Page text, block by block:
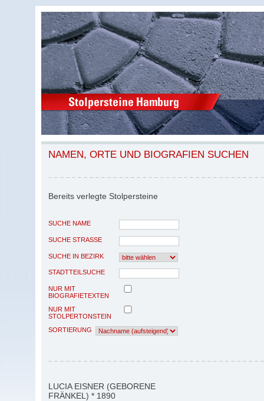
NAMEN, ORTE UND BIOGRAFIEN SUCHEN
Bereits verlegte Stolpersteine
SUCHE NAME
SUCHE STRASSE
SUCHE IN BEZIRK
STADTTEILSUCHE
NUR MIT
BIOGRAFIETEXTEN
NUR MIT
STOLPERTONSTEIN
SORTIERUNG
LUCIA EISNER (GEBORENE
FRÄNKEL) * 1890